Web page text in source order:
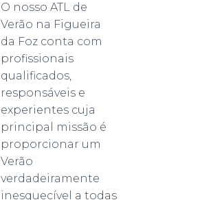
O nosso ATL de
Verão na Figueira
da Foz conta com
profissionais
qualificados,
responsáveis e
experientes cuja
principal missão é
proporcionar um
Verão
verdadeiramente
inesquecível a todas